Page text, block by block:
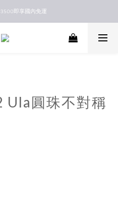
豐到付配送
即享國內免運
豐到付配送
Ula圓珠不對稱